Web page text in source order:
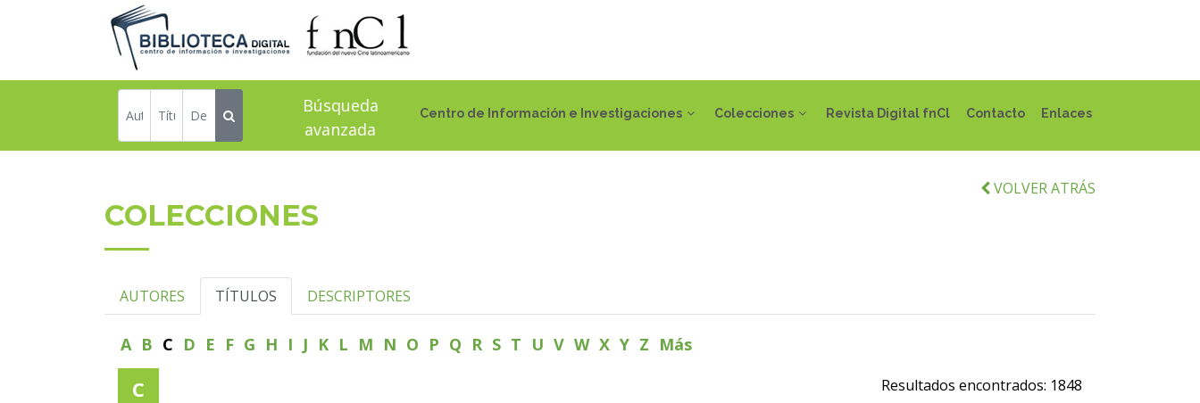
Centro de Información e Investigaciones Colecciones Revista Digital fnCl Contacto Enlaces
Búsqueda
avanzada
VOLVER ATRÁS
COLECCIONES
AUTORES TÍTULOS DESCRIPTORES
A B C D E F G H I J K L M N O P Q R S T U V W X Y Z Más
C Resultados encontrados: 1848